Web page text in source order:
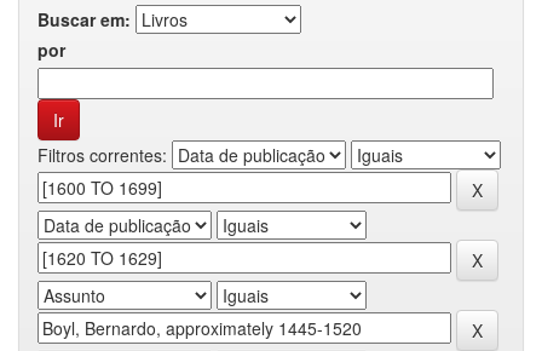
Buscar em:
por
Filtros correntes: